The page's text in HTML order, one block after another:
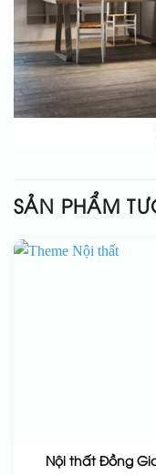
SẢN PHẨM
Nội thất Đồng